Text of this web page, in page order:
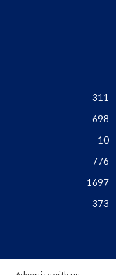
311
698
10
776
1697
373